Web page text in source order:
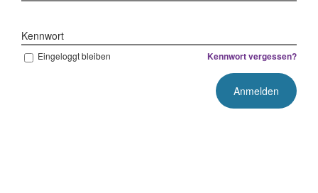
Kennwort
Eingeloggt bleiben Kennwort vergessen?